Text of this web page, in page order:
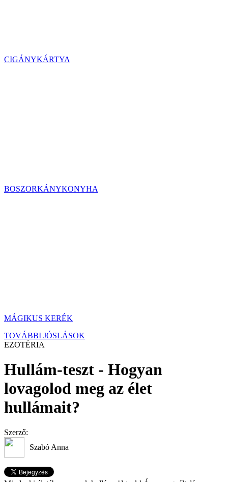
CIGÁNYKÁRTYA
BOSZORKÁNYKONYHA
MÁGIKUS KERÉK
TOVÁBBI JÓSLÁSOK
EZOTÉRIA
Hullám-teszt - Hogyan
lovagolod meg az élet
hullámait?
Szerző:
Szabó Anna